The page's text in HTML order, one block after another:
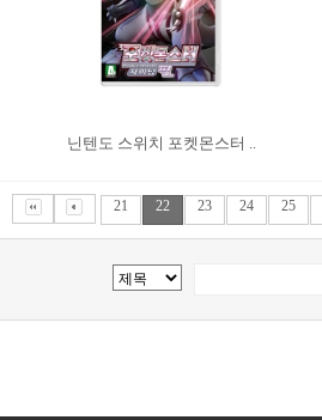
닌텐도 스위치 포켓몬스터 ..
21 22 23 24 25